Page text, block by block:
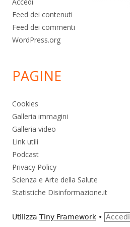
Feed dei contenuti
Feed dei commenti
WordPress.org
PAGINE
Cookies
Galleria immagini
Galleria video
Link utili
Podcast
Privacy Policy
Scienza e Arte della Salute
Statistiche Disinformazione.it
Utilizza Tiny Framework • Accedi